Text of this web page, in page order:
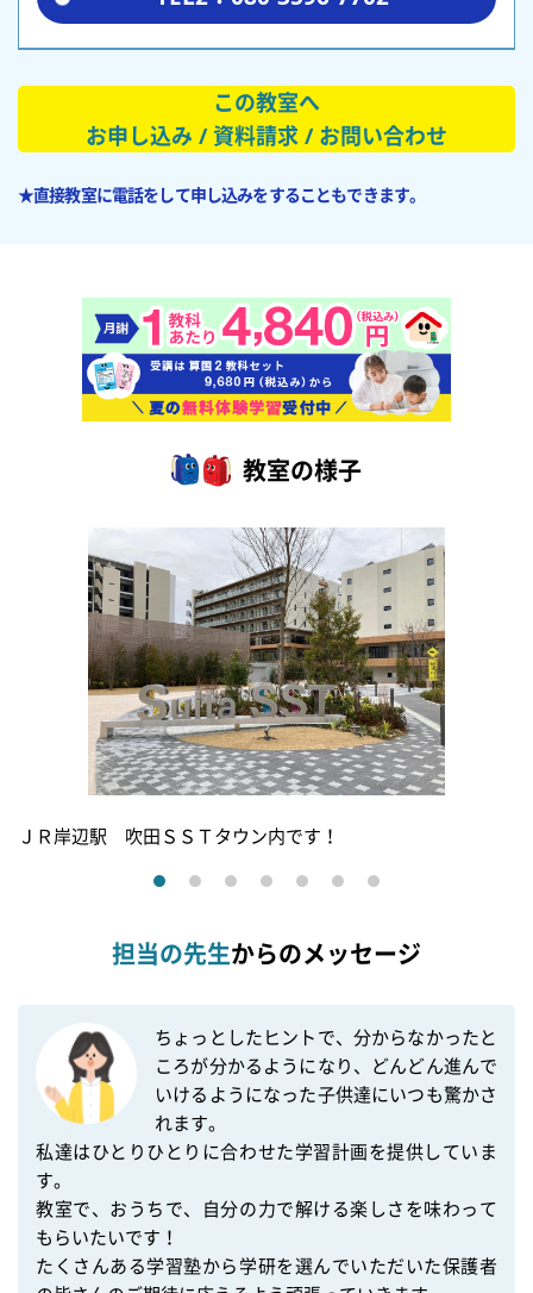
この教室へ
お申し込み / 資料請求 / お問い合わせ
★直接教室に電話をして申し込みをすることもできます。
教室の様子
ＪＲ岸辺駅 吹田ＳＳＴタウン内です！
担当の先生からのメッセージ
ちょっとしたヒントで、分からなかったと
ころが分かるようになり、どんどん進んで
いけるようになった子供達にいつも驚かさ
れます。
私達はひとりひとりに合わせた学習計画を提供していま
す。
教室で、おうちで、自分の力で解ける楽しさを味わって
もらいたいです！
たくさんある学習塾から学研を選んでいただいた保護者